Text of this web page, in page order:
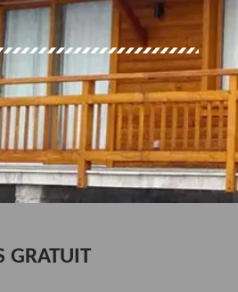
GRATUIT